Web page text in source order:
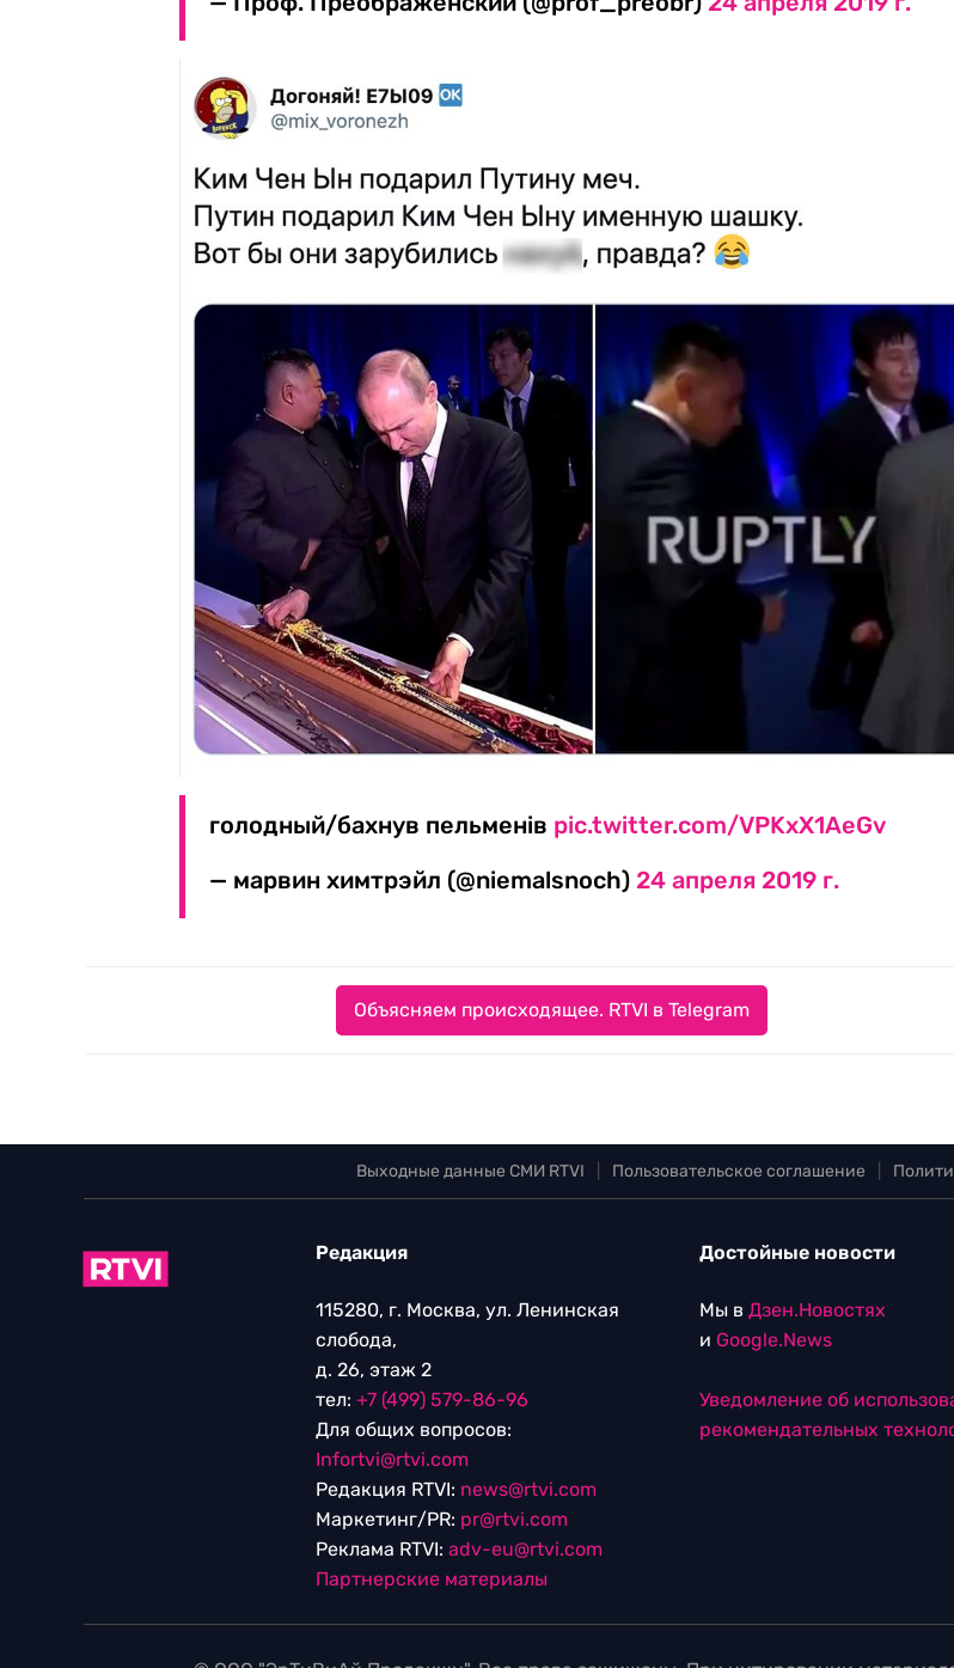
голодный/бахнув пельменiв pic.twitter.com/VPKxX1AeGv
— марвин химтрэйл (@niemalsnoch) 24 апреля 2019 г.
Объясняем происходящее. RTVI в Telegram
Выходные данные СМИ RTVI Пользовательское соглашение
Редакция
115280, г. Москва, ул. Ленинская
слобода,
д. 26, этаж 2
тел: +7 (499) 579-86-96
Для общих вопросов:
Infortvi@rtvi.com
Редакция RTVI: news@rtvi.com
Маркетинг/PR: pr@rtvi.com
Реклама RTVI: adv-eu@rtvi.com
Партнерские материалы
Достойные новости
Мы в Дзен.Новостях
и Google.News
Уведомление об
рекомендательных